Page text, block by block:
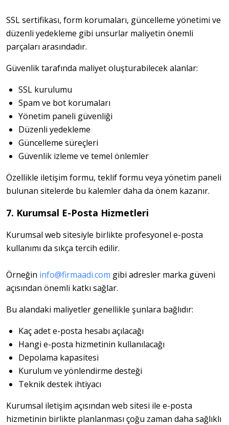
SSL sertifikası, form korumaları, güncelleme yönetimi ve
düzenli yedekleme gibi unsurlar maliyetin önemli
parçaları arasındadır.
Güvenlik tarafında maliyet oluşturabilecek alanlar:
SSL kurulumu
Spam ve bot korumaları
Yönetim paneli güvenliği
Düzenli yedekleme
Güncelleme süreçleri
Güvenlik izleme ve temel önlemler
Özellikle iletişim formu, teklif formu veya yönetim paneli
bulunan sitelerde bu kalemler daha da önem kazanır.
7. Kurumsal E-Posta Hizmetleri
Kurumsal web sitesiyle birlikte profesyonel e-posta
kullanımı da sıkça tercih edilir.
Örneğin info@firmaadi.com gibi adresler marka güveni
açısından önemli katkı sağlar.
Bu alandaki maliyetler genellikle şunlara bağlıdır:
Kaç adet e-posta hesabı açılacağı
Hangi e-posta hizmetinin kullanılacağı
Depolama kapasitesi
Kurulum ve yönlendirme desteği
Teknik destek ihtiyacı
Kurumsal iletişim açısından web sitesi ile e-posta
hizmetinin birlikte planlanması çoğu zaman daha sağlıklı